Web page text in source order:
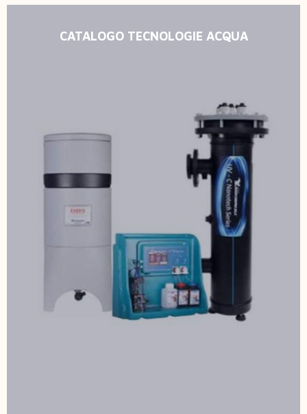
CATALOGO TECNOLOGIE ACQUA